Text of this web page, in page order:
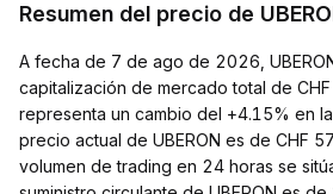
Resumen del precio de
A fecha de 7 de ago de 2026,
capitalización de mercado total de
representa un cambio del +4.15% en
precio actual de UBERON es de CHF
volumen de trading en 24 horas se